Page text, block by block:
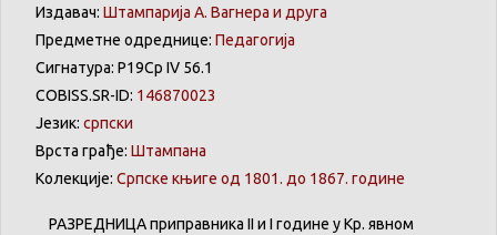
Издавач: Штампарија А. Вагнера и друга
Предметне одреднице: Педагогија
Сигнатура: Р19Ср IV 56.1
COBISS.SR-ID: 146870023
Језик: српски
Врста грађе: Штампана
Колекције: Српске књиге од 1801. до 1867. године
РАЗРЕДНИЦАприправника II и I године уКр. явном